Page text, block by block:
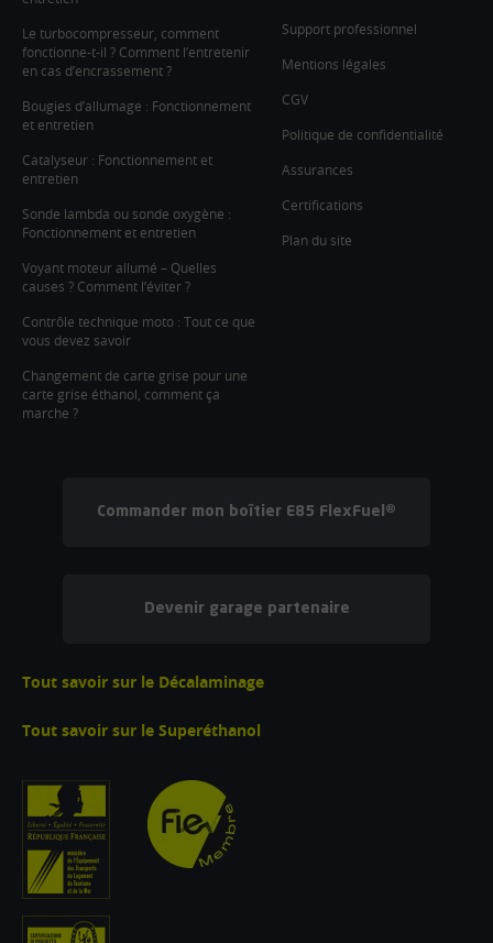
Le turbocompresseur, comment
fonctionne-t-il ? Comment l’entretenir
en cas d’encrassement ?
Bougies d’allumage : Fonctionnement
et entretien
Catalyseur : Fonctionnement et
entretien
Sonde lambda ou sonde oxygène :
Fonctionnement et entretien
Voyant moteur allumé – Quelles
causes ? Comment l’éviter ?
Contrôle technique moto : Tout ce que
vous devez savoir
Changement de carte grise pour une
carte grise éthanol, comment ça
marche ?
Support professionnel
Mentions légales
CGV
Politique de confidentialité
Assurances
Certifications
Plan du site
Commander mon boîtier E85 FlexFuel®
Devenir garage partenaire
Tout savoir sur le Décalaminage
Tout savoir sur le Superéthanol